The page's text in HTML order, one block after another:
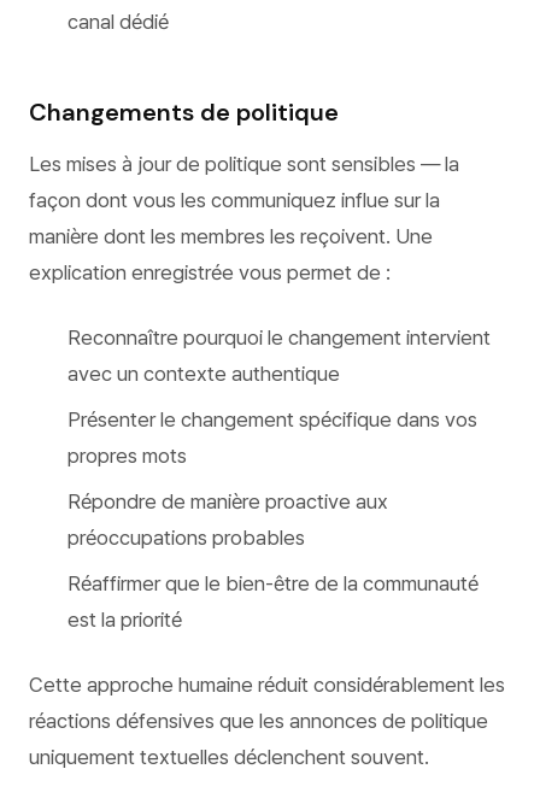
canal dédié
Changements de politique
Les mises à jour de politique sont sensibles — la
façon dont vous les communiquez influe sur la
manière dont les membres les reçoivent. Une
explication enregistrée vous permet de :
Reconnaître pourquoi le changement intervient
avec un contexte authentique
Présenter le changement spécifique dans vos
propres mots
Répondre de manière proactive aux
préoccupations probables
Réaffirmer que le bien-être de la communauté
est la priorité
Cette approche humaine réduit considérablement les
réactions défensives que les annonces de politique
uniquement textuelles déclenchent souvent.